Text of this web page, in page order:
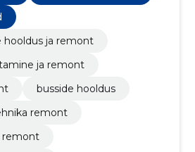
ja remont
ja remont
busside hooldus
remont
remont